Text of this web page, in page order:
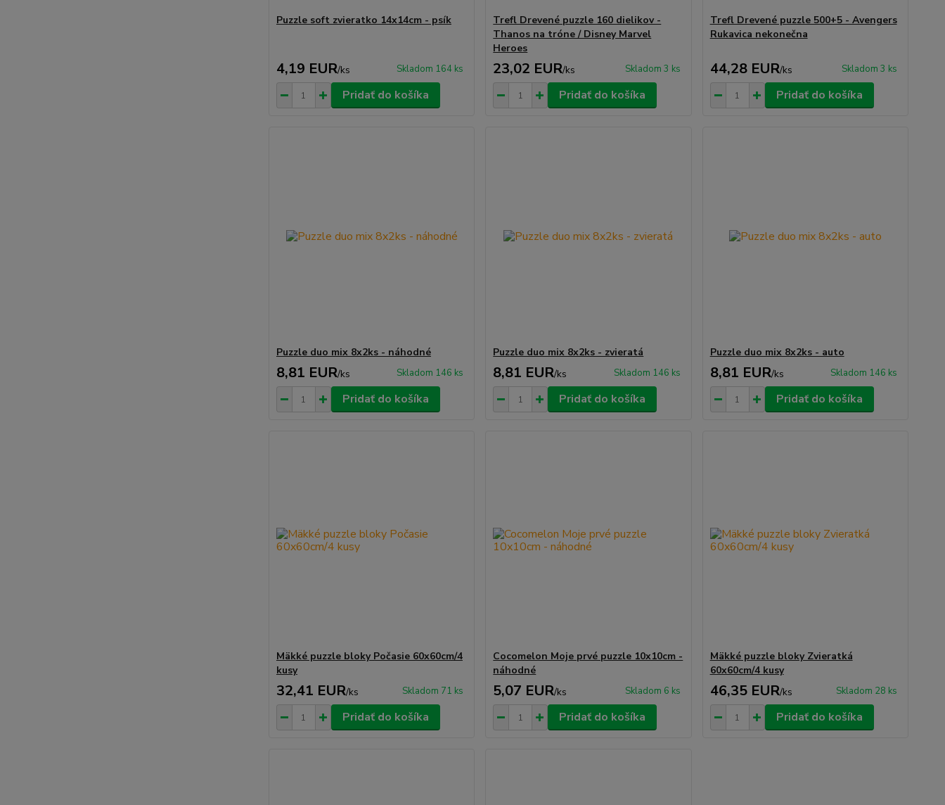
Puzzle soft zvieratko 14x14cm - psík
4,19 EUR/ks Skladom 164 ks
Pridať do košíka
Trefl Drevené puzzle 160 dielikov -
Thanos na tróne / Disney Marvel
Heroes
23,02 EUR/ks Skladom 3 ks
Pridať do košíka
Trefl Drevené puzzle 500+5 - Avengers
Rukavica nekonečna
44,28 EUR/ks Skladom 3 ks
Pridať do košíka
Puzzle duo mix 8x2ks - náhodné
8,81 EUR/ks Skladom 146 ks
Pridať do košíka
Puzzle duo mix 8x2ks - zvieratá
8,81 EUR/ks Skladom 146 ks
Pridať do košíka
Puzzle duo mix 8x2ks - auto
8,81 EUR/ks Skladom 146 ks
Pridať do košíka
Mäkké puzzle bloky Počasie 60x60cm/4
kusy
32,41 EUR/ks Skladom 71 ks
Pridať do košíka
Cocomelon Moje prvé puzzle 10x10cm -
náhodné
5,07 EUR/ks Skladom 6 ks
Pridať do košíka
Mäkké puzzle bloky Zvieratká
60x60cm/4 kusy
46,35 EUR/ks Skladom 28 ks
Pridať do košíka